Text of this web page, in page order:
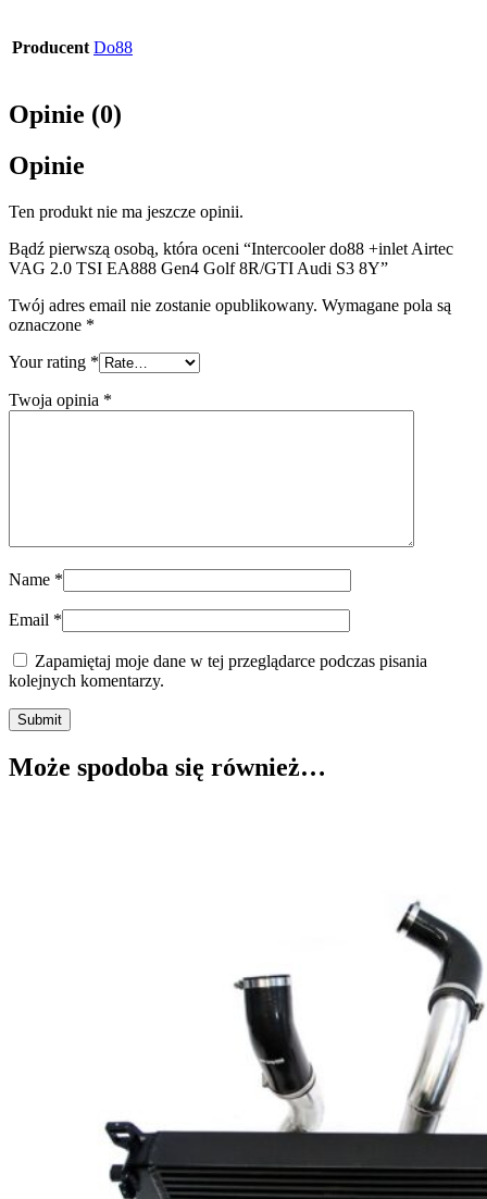
Producent Do88
Opinie (0)
Opinie
Ten produkt nie ma jeszcze opinii.
Bądź pierwszą osobą, która oceni “Intercooler do88 +inlet Airtec
VAG 2.0 TSI EA888 Gen4 Golf 8R/GTI Audi S3 8Y”
Twój adres email nie zostanie opublikowany. Wymagane pola są
oznaczone *
Your rating *
Twoja opinia *
Name *
Email *
Zapamiętaj moje dane w tej przeglądarce podczas pisania
kolejnych komentarzy.
Submit
Może spodoba się również…